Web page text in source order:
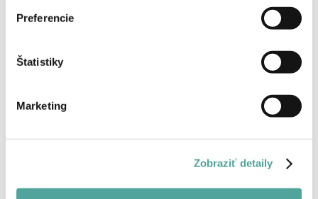
Preferencie
Štatistiky
Marketing
Zobraziť detaily